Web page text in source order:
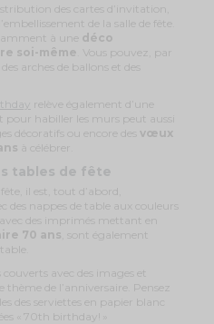
des cartes d’invitation,
de la salle de fête.
à une déco
soi-même . Vous pouvez, par
arches de ballons et des
relève également d’une
habiller les murs peut aussi
décoratifs ou encore des vœux
à célébrer.
tables de fête
il est, tout d’abord,
des nappes de table aux couleurs
des imprimés mettant en
70 ans , sont également
couverts avec des images et
de l’anniversaire. Pensez
des serviettes en papier blanc
« 70th birthday! »